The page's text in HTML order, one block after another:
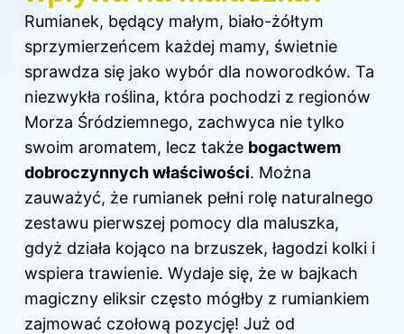
Rumianek, będący małym, biało-żółtym
sprzymierzeńcem każdej mamy, świetnie
sprawdza się jako wybór dla noworodków. Ta
niezwykła roślina, która pochodzi z regionów
Morza Śródziemnego, zachwyca nie tylko
swoim aromatem, lecz także bogactwem
dobroczynnych właściwości. Można
zauważyć, że rumianek pełni rolę naturalnego
zestawu pierwszej pomocy dla maluszka,
gdyż działa kojąco na brzuszek, łagodzi kolki i
wspiera trawienie. Wydaje się, że w bajkach
magiczny eliksir często mógłby z rumiankiem
zajmować czołową pozycję! Już od